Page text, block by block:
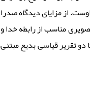
از مزایای دیدگاه صدرا
مناسب از رابطه خدا و
تقریر قیاسی بدیع مبتنی